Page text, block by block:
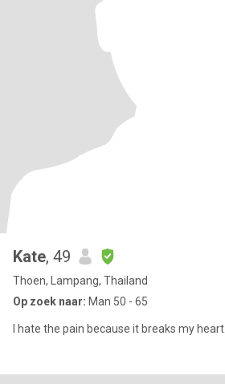
Kate, 49
Thoen, Lampang, Thailand
Op zoek naar: Man 50 - 65
I hate the pain because it breaks my heart.